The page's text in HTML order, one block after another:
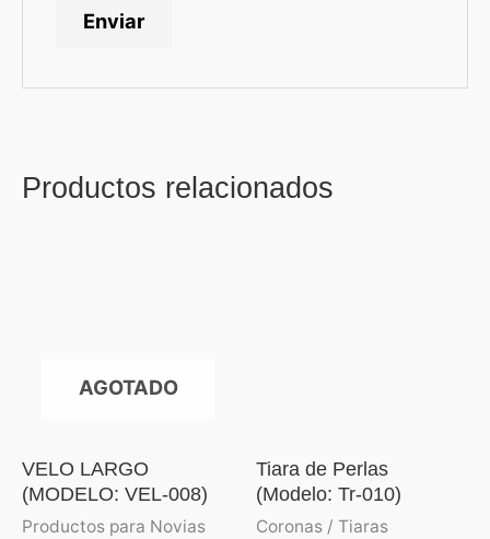
Productos relacionados
AGOTADO
VELO LARGO
(MODELO: VEL-008)
Productos para Novias
Tiara de Perlas
(Modelo: Tr-010)
Coronas / Tiaras